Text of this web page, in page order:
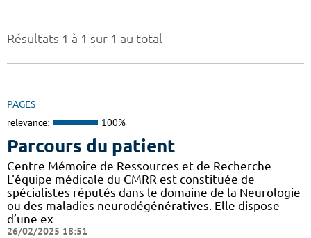
Résultats 1 à 1 sur 1 au total
PAGES
relevance: 100%
Parcours du patient
Centre Mémoire de Ressources et de Recherche
L'équipe médicale du CMRR est constituée de
spécialistes réputés dans le domaine de la Neurologie
ou des maladies neurodégénératives. Elle dispose
d’une ex
26/02/2025 18:51